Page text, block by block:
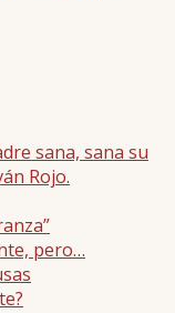
sana, sana su
Rojo.
pero…